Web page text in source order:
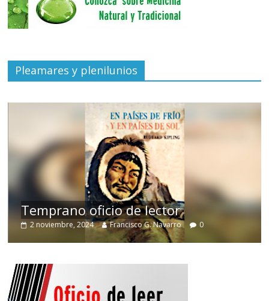
Pleamares y plenilunios
Temprano oficio de lector
2 noviembre, 2024 Francisco G. Navarro 0